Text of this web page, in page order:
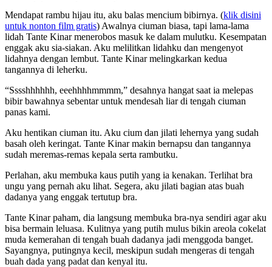
Mendapat rambu hijau itu, aku balas mencium bibirnya. (klik disini
untuk nonton film gratis) Awalnya ciuman biasa, tapi lama-lama
lidah Tante Kinar menerobos masuk ke dalam mulutku. Kesempatan
enggak aku sia-siakan. Aku melilitkan lidahku dan mengenyot
lidahnya dengan lembut. Tante Kinar melingkarkan kedua
tangannya di leherku.
“Sssshhhhhh, eeehhhhmmmm,” desahnya hangat saat ia melepas
bibir bawahnya sebentar untuk mendesah liar di tengah ciuman
panas kami.
Aku hentikan ciuman itu. Aku cium dan jilati lehernya yang sudah
basah oleh keringat. Tante Kinar makin bernapsu dan tangannya
sudah meremas-remas kepala serta rambutku.
Perlahan, aku membuka kaus putih yang ia kenakan. Terlihat bra
ungu yang pernah aku lihat. Segera, aku jilati bagian atas buah
dadanya yang enggak tertutup bra.
Tante Kinar paham, dia langsung membuka bra-nya sendiri agar aku
bisa bermain leluasa. Kulitnya yang putih mulus bikin areola cokelat
muda kemerahan di tengah buah dadanya jadi menggoda banget.
Sayangnya, putingnya kecil, meskipun sudah mengeras di tengah
buah dada yang padat dan kenyal itu.